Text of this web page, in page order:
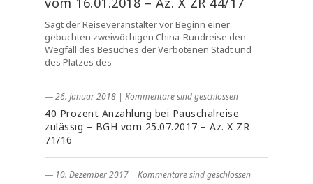
Sagt der Reiseveranstalter vor Beginn einer
gebuchten zweiwöchigen China-Rundreise den
Wegfall des Besuches der Verbotenen Stadt und
des Platzes des
― 26. Januar 2018 | Kommentare sind geschlossen
40 Prozent Anzahlung bei Pauschalreise
zulässig – BGH vom 25.07.2017 – Az. X ZR
71/16
― 10. Dezember 2017 | Kommentare sind geschlossen